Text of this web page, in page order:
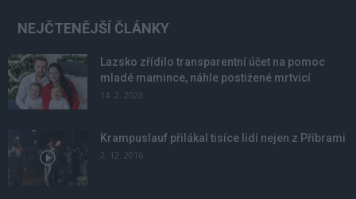
NEJČTENĚJŠÍ ČLÁNKY
Lazsko zřídilo transparentní účet na pomoc
mladé mamince, náhle postižené mrtvicí
14. 2. 2023
Krampuslauf přilákal tisíce lidí nejen z Příbrami
2. 12. 2016